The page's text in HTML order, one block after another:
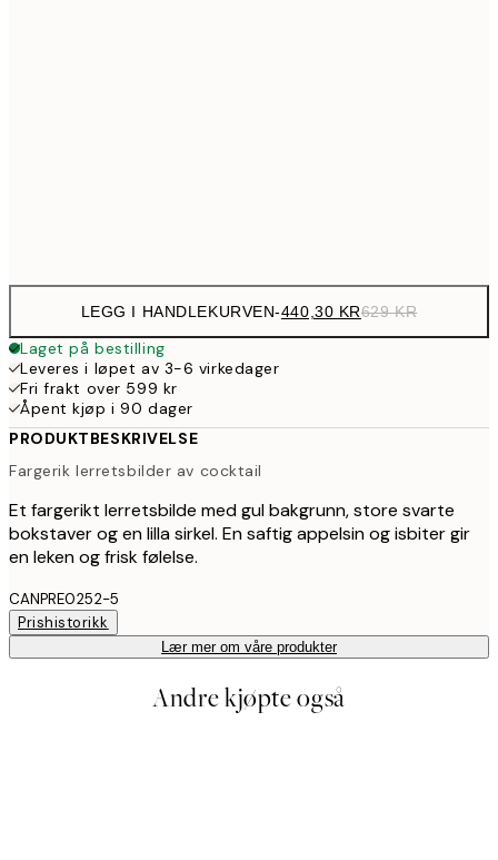
LEGG I HANDLEKURVEN-440,30 KR629 KR
Laget på bestilling
Leveres i løpet av 3-6 virkedager
Fri frakt over 599 kr
Åpent kjøp i 90 dager
PRODUKTBESKRIVELSE
Fargerik lerretsbilder av cocktail
Et fargerikt lerretsbilde med gul bakgrunn, store svarte
bokstaver og en lilla sirkel. En saftig appelsin og isbiter gir
en leken og frisk følelse.
CANPRE0252-5
Prishistorikk
Lær mer om våre produkter
Andre kjøpte også